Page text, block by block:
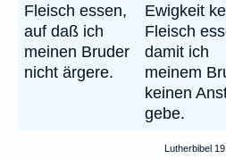
Fleisch essen,
auf daß ich
meinen Bruder
nicht ärgere.
Ewigkeit
Fleisch
damit ich
meinem
keinen
gebe.
Lutherbibel